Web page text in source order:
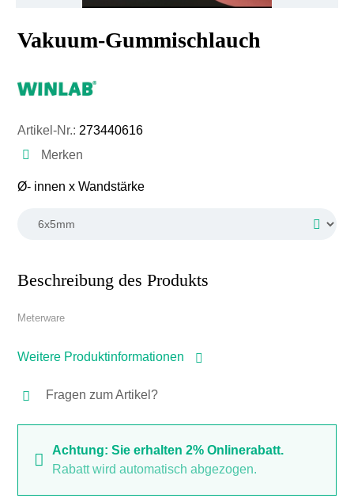
Vakuum-Gummischlauch
Artikel-Nr.: 273440616
Merken
Ø- innen x Wandstärkeauswählen
Beschreibung des Produkts
Meterware
Weitere Produktinformationen
Fragen zum Artikel?
Achtung: Sie erhalten 2% Onlinerabatt.
Rabatt wird automatisch abgezogen.